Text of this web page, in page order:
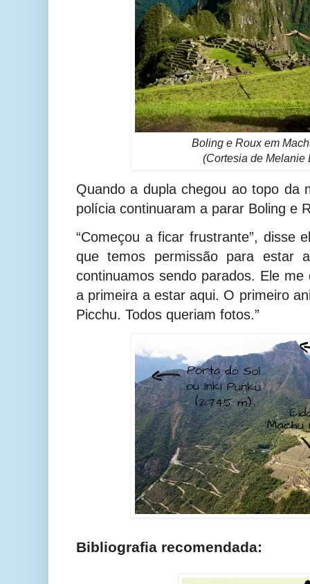
Boling e Roux em
(Cortesia de Melanie
Quando a dupla chegou ao topo da
polícia continuaram a parar Boling e
“Começou a ficar frustrante”, disse
que temos permissão para estar
continuamos sendo parados. Ele
a primeira a estar aqui. O primeiro
Picchu. Todos queriam fotos.”
Bibliografia recomendada: